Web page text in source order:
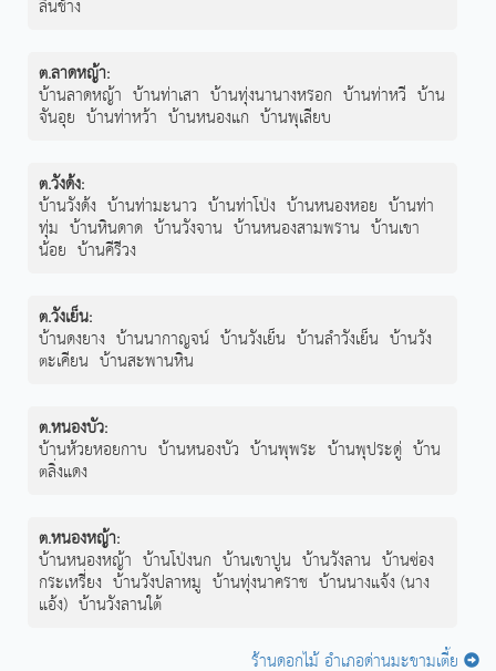
ลิ้นช้าง
ต.ลาดหญ้า:
บ้านลาดหญ้า บ้านท่าเสา บ้านทุ่งนานางหรอก บ้านท่าหวี บ้าน
จันอุย บ้านท่าหว้า บ้านหนองแก บ้านพุเลียบ
ต.วังด้ง:
บ้านวังด้ง บ้านท่ามะนาว บ้านท่าโป่ง บ้านหนองหอย บ้านท่า
ทุ่ม บ้านหินดาด บ้านวังจาน บ้านหนองสามพราน บ้านเขา
น้อย บ้านคีรีวง
ต.วังเย็น:
บ้านดงยาง บ้านนากาญจน์ บ้านวังเย็น บ้านลำวังเย็น บ้านวัง
ตะเคียน บ้านสะพานหิน
ต.หนองบัว:
บ้านห้วยหอยกาบ บ้านหนองบัว บ้านพุพระ บ้านพุประดู่ บ้าน
ตลิ่งแดง
ต.หนองหญ้า:
บ้านหนองหญ้า บ้านโป่งนก บ้านเขาปูน บ้านวังลาน บ้านซ่อง
กระเหรี่ยง บ้านวังปลาหมู บ้านทุ่งนาคราช บ้านนางแจ้ง (นาง
แอ้ง) บ้านวังลานใต้
ร้านดอกไม้ อำเภอด่านมะขามเตี้ย